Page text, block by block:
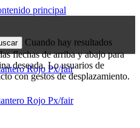
principal
Cuando hay resultados
flechas de arriba y abajo para
deseada. Lo usuarios de
con gestos de desplazamiento.